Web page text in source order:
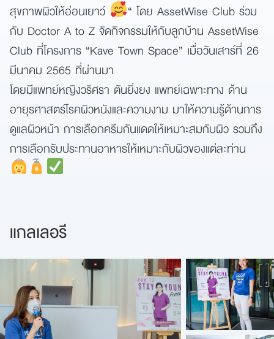
ค้นหา
สำหรับ:
สุขภาพผิวให้อ่อนเยาว์
“ โดย AssetWise Club ร่วม
กับ Doctor A to Z จัดกิจกรรมให้กับลูกบ้าน AssetWise
Club ที่โครงการ “Kave Town Space” เมื่อวันเสาร์ที่ 26
มีนาคม 2565 ที่ผ่านมา
โดยมีแพทย์หญิงวริศรา ตันยิ่งยง แพทย์เฉพาะทาง ด้าน
อายุรศาสตร์โรคผิวหนังและความงาม มาให้ความรู้ด้านการ
ดูแลผิวหน้า การเลือกครีมกันแดดให้เหมาะสมกับผิว รวมถึง
การเลือกรับประทานอาหารให้เหมาะกับผิวของแต่ละท่าน
แกลเลอรี
เพื่อให้ไม่พลาดข้อมูลข่าวสาร และโอกาสรับข้อเสนอ
ที่สำคัญฉันยินยอมรับข้อมูลข่าวสารโปรโมชันและ